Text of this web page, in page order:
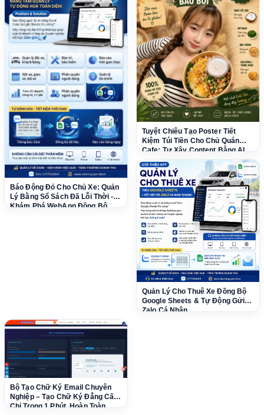
Báo Động Đỏ Cho Chủ Xe: Quản
Lý Bằng Sổ Sách Đã Lỗi Thời -
Khám Phá WebApp Đồng Bộ
Tuyệt Chiêu Tạo Poster Tiết
Kiệm Túi Tiền Cho Chủ Quán
Cafe: Tự Xây Content Bằng AI
Quản Lý Cho Thuê Xe Đồng Bộ
Google Sheets & Tự Động Gửi
Zalo Cá Nhân
Bộ Tạo Chữ Ký Email Chuyên
Nghiệp – Tạo Chữ Ký Đẳng Cấp
Chỉ Trong 1 Phút, Hoàn Toàn